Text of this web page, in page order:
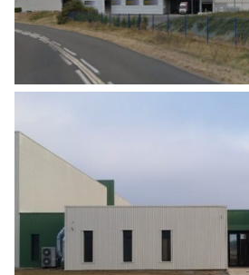
CONSTRUCTION D’UNE
ALIMENTAIRE – PHASE
Agro Alimentaire ,